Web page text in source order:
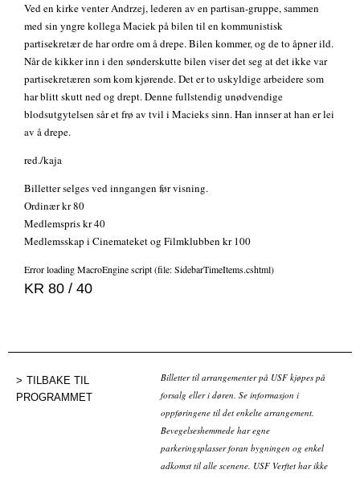
Ved en kirke venter Andrzej, lederen av en partisan-gruppe, sammen
med sin yngre kollega Maciek på bilen til en kommunistisk
partisekretær de har ordre om å drepe. Bilen kommer, og de to åpner ild.
Når de kikker inn i den sønderskutte bilen viser det seg at det ikke var
partisekretæren som kom kjørende. Det er to uskyldige arbeidere som
har blitt skutt ned og drept. Denne fullstendig unødvendige
blodsutgytelsen sår et frø av tvil i Macieks sinn. Han innser at han er lei
av å drepe.
red./kaja
Billetter selges ved inngangen før visning.
Ordinær kr 80
Medlemspris kr 40
Medlemsskap i Cinemateket og Filmklubben kr 100
Error loading MacroEngine script (file: SidebarTimeItems.cshtml)
KR 80 / 40
TILBAKE TIL
PROGRAMMET
Billetter til arrangementer på USF kjøpes på
forsalg eller i døren. Se informasjon i
oppføringene til det enkelte arrangement.
Bevegelseshemmede har egne
parkeringsplasser foran bygningen og enkel
adkomst til alle scenene. USF Verftet har ikke